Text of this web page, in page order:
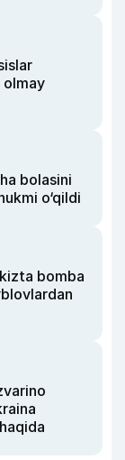
olmay
bolasini
o‘qildi
bomba